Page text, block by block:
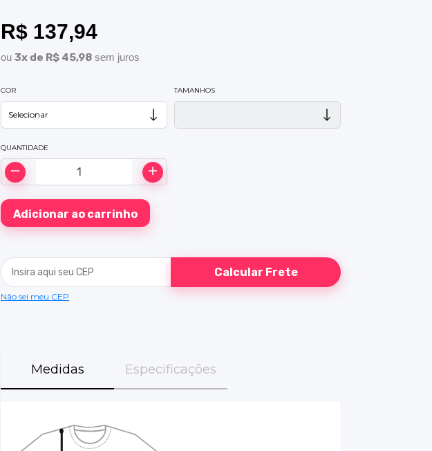
R$ 137,94
ou 3x de R$ 45,98 sem juros
COR TAMANHOS
QUANTIDADE
Calcular Frete
Não sei meu CEP
Medidas Especificações